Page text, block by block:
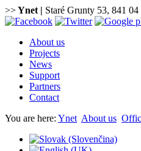
>>Ynet | Staré Grunty 53, 841
About us
Projects
News
Support
Partners
Contact
You are here: Ynet About us